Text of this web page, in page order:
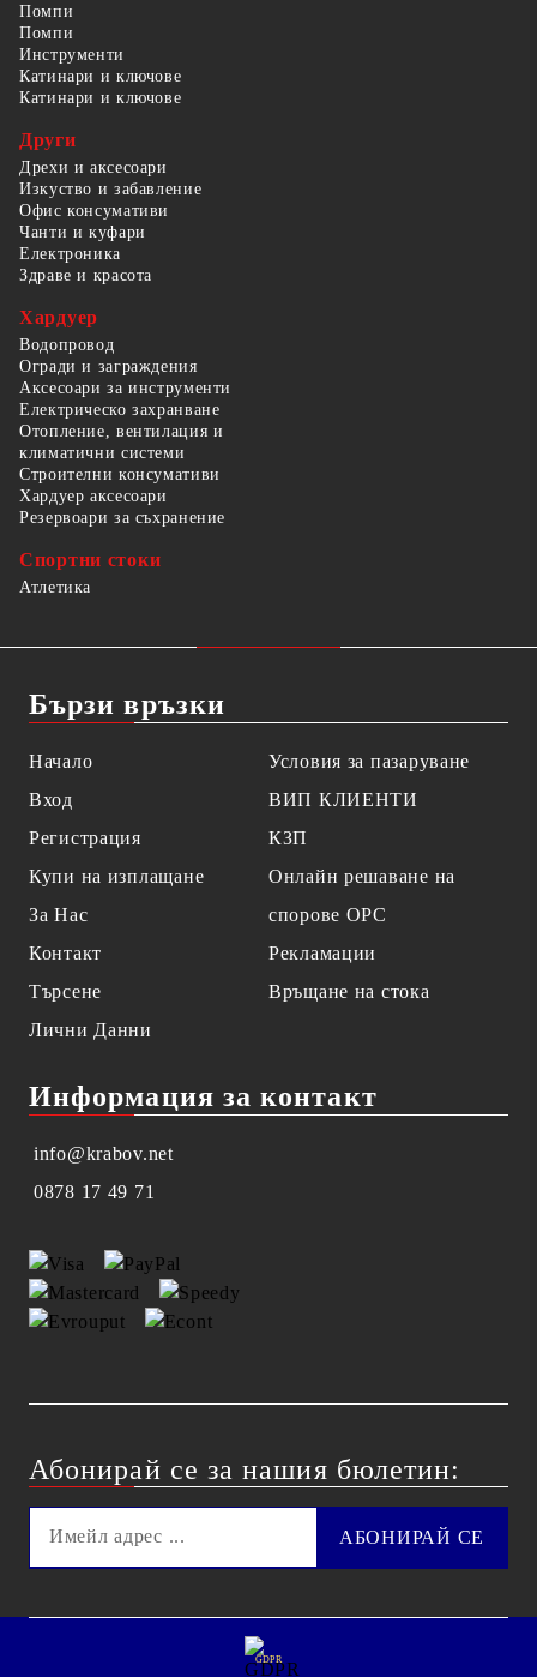
Помпи
Помпи
Инструменти
Катинари и ключове
Катинари и ключове
Други
Дрехи и аксесоари
Изкуство и забавление
Офис консумативи
Чанти и куфари
Електроника
Здраве и красота
Хардуер
Водопровод
Огради и заграждения
Аксесоари за инструменти
Електрическо захранване
Отопление, вентилация и
климатични системи
Строителни консумативи
Хардуер аксесоари
Резервоари за съхранение
Спортни стоки
Атлетика
Бързи връзки
Начало
Вход
Регистрация
Купи на изплащане
За Нас
Контакт
Търсене
Лични Данни
Условия за пазаруване
ВИП КЛИЕНТИ
КЗП
Онлайн решаване на
спорове OPC
Рекламации
Връщане на стока
Информация за контакт
info@krabov.net
0878 17 49 71
Абонирай се за нашия бюлетин:
GDPR